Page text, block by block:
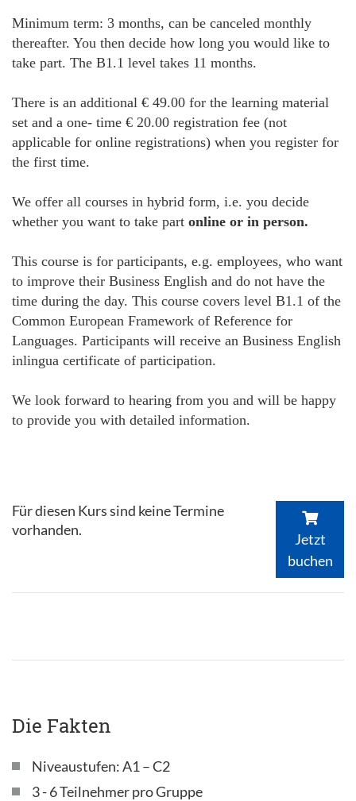
Minimum term: 3 months, can be canceled monthly
thereafter. You then decide how long you would like to
take part. The B1.1 level takes 11 months.
There is an additional € 49.00 for the learning material
set and a one- time € 20.00 registration fee (not
applicable for online registrations) when you register for
the first time.
We offer all courses in hybrid form, i.e. you decide
whether you want to take part online or in person.
This course is for participants, e.g. employees, who want
to improve their Business English and do not have the
time during the day. This course covers level B1.1 of the
Common European Framework of Reference for
Languages. Participants will receive an Business English
inlingua certificate of participation.
We look forward to hearing from you and will be happy
to provide you with detailed information.
Für diesen Kurs sind keine Termine
vorhanden.
Jetzt
buchen
Die Fakten
Niveaustufen: A1 – C2
3 - 6 Teilnehmer pro Gruppe